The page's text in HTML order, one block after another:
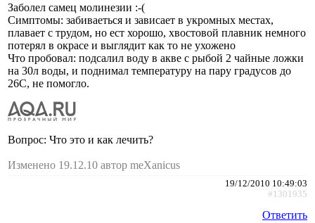
Заболел самец молинезии :-(
Симптомы: забиваеться и зависает в укромных местах,
плавает с трудом, но ест хорошо, хвостовой плавник немного
потерял в окрасе и выглядит как то не ухожено
Что пробовал: подсалил воду в акве с рыбой 2 чайные ложки
на 30л воды, и поднимал температуру на пару градусов до
26С, не помогло.
Вопрос: Что это и как лечить?
Изменено 19.12.10 автор meXanicus
19/12/2010 10:49:03
#1301935
Ответить